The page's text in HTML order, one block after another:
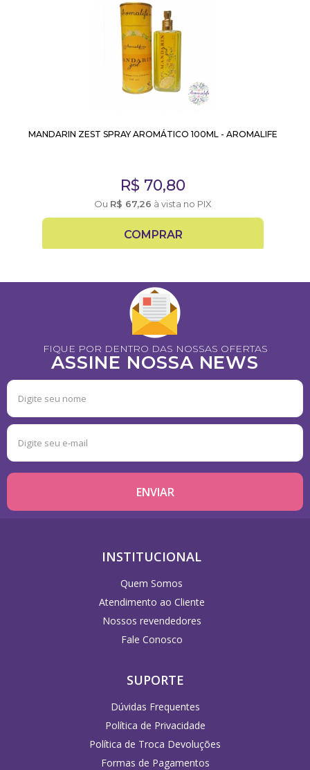
MANDARIN ZEST SPRAY AROMÁTICO 100ML - AROMALIFE
R$ 70,80
Ou R$ 67,26 à vista no PIX
COMPRAR
FIQUE POR DENTRO DAS NOSSAS OFERTAS
ASSINE NOSSA NEWS
INSTITUCIONAL
Quem Somos
Atendimento ao Cliente
Nossos revendedores
Fale Conosco
SUPORTE
Dúvidas Frequentes
Política de Privacidade
Política de Troca Devoluções
Formas de Pagamentos